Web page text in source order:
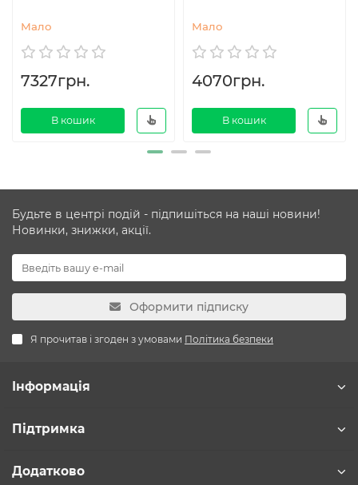
Мало
7327грн.
В кошик
Мало
4070грн.
В кошик
Будьте в центрі подій - підпишіться на наші новини!
Новинки, знижки, акції.
Оформити підписку
Я прочитав і згоден з умовами Політика безпеки
Інформація
Підтримка
Додатково